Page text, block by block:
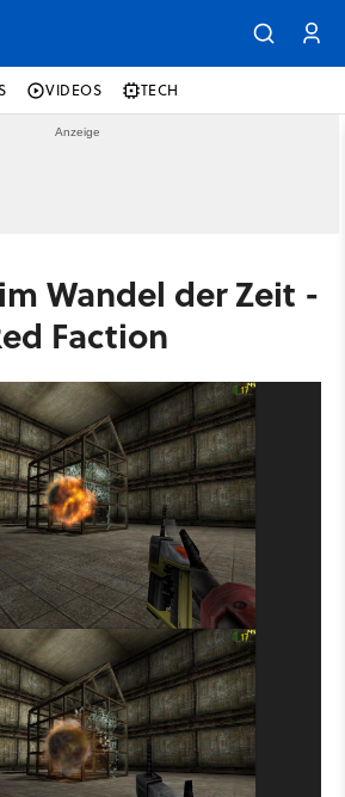
VIDEOS TECH
Wandel der Zeit -
Faction